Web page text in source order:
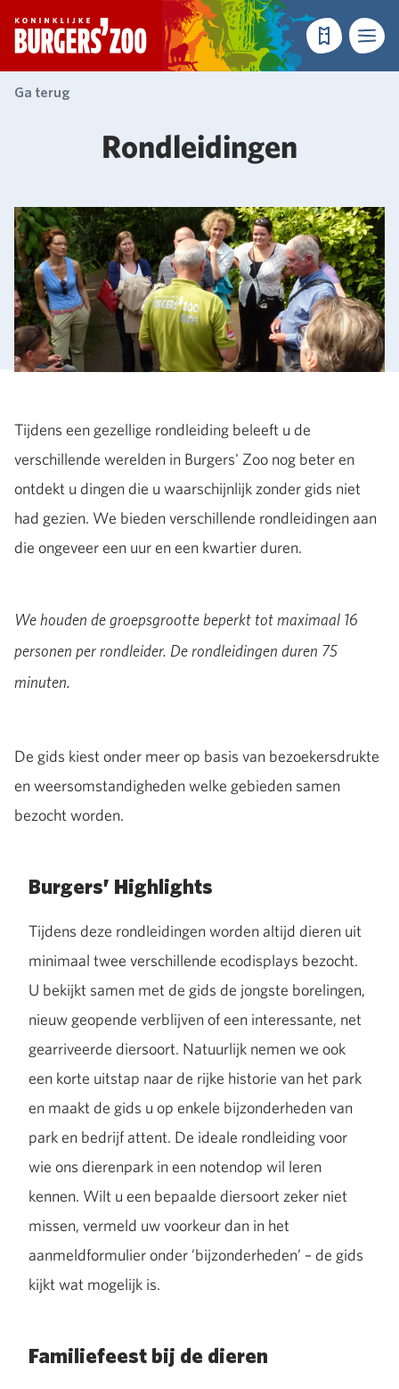
- Homepagina
TicketsMenu
Ga terug
Rondleidingen
Tijdens een gezellige rondleiding beleeft u de
verschillende werelden in Burgers' Zoo nog beter en
ontdekt u dingen die u waarschijnlijk zonder gids niet
had gezien. We bieden verschillende rondleidingen aan
die ongeveer een uur en een kwartier duren.
We houden de groepsgrootte beperkt tot maximaal 16
personen per rondleider. De rondleidingen duren 75
minuten.
De gids kiest onder meer op basis van bezoekersdrukte
en weersomstandigheden welke gebieden samen
bezocht worden.
Burgers’ Highlights
Tijdens deze rondleidingen worden altijd dieren uit
minimaal twee verschillende ecodisplays bezocht.
U bekijkt samen met de gids de jongste borelingen,
nieuw geopende verblijven of een interessante, net
gearriveerde diersoort. Natuurlijk nemen we ook
een korte uitstap naar de rijke historie van het park
en maakt de gids u op enkele bijzonderheden van
park en bedrijf attent. De ideale rondleiding voor
wie ons dierenpark in een notendop wil leren
kennen. Wilt u een bepaalde diersoort zeker niet
missen, vermeld uw voorkeur dan in het
aanmeldformulier onder ’bijzonderheden’ – de gids
kijkt wat mogelijk is.
Familiefeest bij de dieren